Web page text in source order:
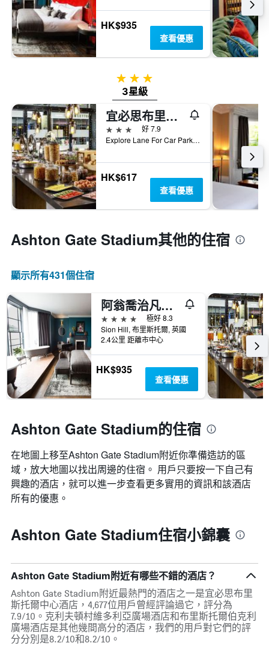
HK$935
查看優惠
3星級
3星級
宜必思布里斯托爾中心酒店
3星級
好 7.9
Explore Lane For Car Park Use Bs1 5Ll, Avon, 布里斯托爾, 英國
HK$617
查看優惠
Ashton Gate Stadium​其他的住宿
顯示所有431​個住宿
阿翁喬治凡酒店
4星級
極好 8.3
Sion Hill, 布里斯托爾, 英國
2.4公里 距離市中心
HK$935
查看優惠
Ashton Gate Stadium的住宿
在地圖上移至Ashton Gate Stadium​​附近你準備造訪的區
域，放大地圖以找出周邊的住宿。 用戶只要按一下自己有
興趣的酒店，就可以進一步查看更多實用的資訊和該酒店
所有的優惠。
Ashton Gate Stadium住宿小錦囊
Ashton Gate Stadium附近有哪些不錯的酒店？
Ashton Gate Stadium附近最熱門的酒店之一是宜必思布里
斯托爾中心酒店，4,677位用戶曾經評論過它，評分為
7.9/10。克利夫頓村維多利亞廣場酒店和布里斯托爾伯克利
廣場酒店是其他幾間高分的酒店，我們的用戶對它們的評
分分別是8.2/10和8.2/10。